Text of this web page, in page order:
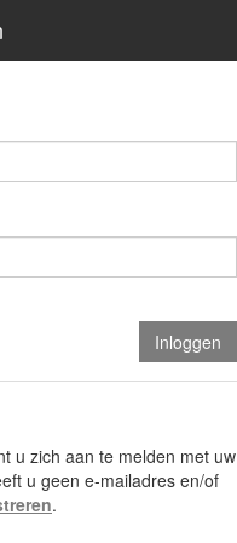
u zich aan te melden met uw
u geen e-mailadres en/of
.